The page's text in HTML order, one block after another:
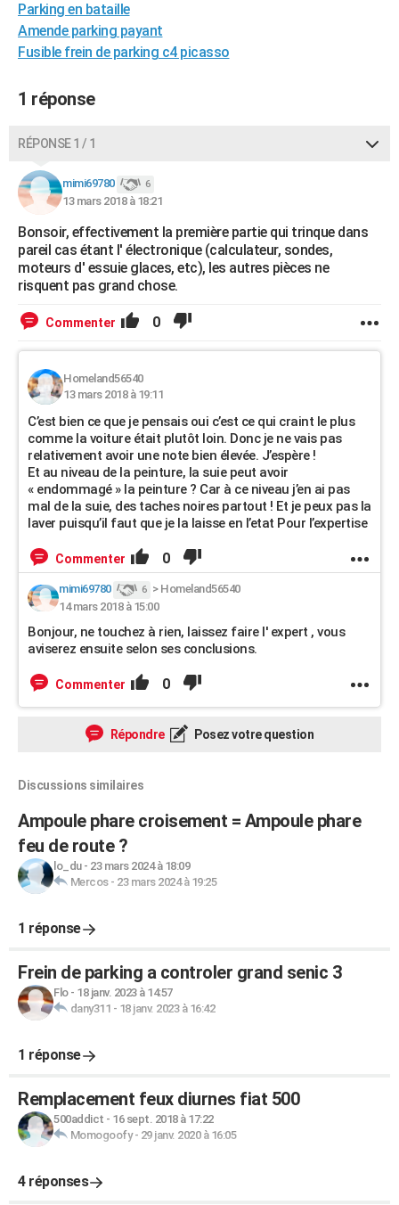
Bricolage
Television
Parking en bataille
Amende parking payant
Fusible frein de parking c4 picasso
1 réponse
RÉPONSE 1 / 1
mimi69780 6
13 mars 2018 à 18:21
Bonsoir, effectivement la première partie qui trinque dans
pareil cas étant l' électronique (calculateur, sondes,
moteurs d' essuie glaces, etc), les autres pièces ne
risquent pas grand chose.
Commenter 0
Homeland56540
13 mars 2018 à 19:11
C’est bien ce que je pensais oui c’est ce qui craint le plus
comme la voiture était plutôt loin. Donc je ne vais pas
relativement avoir une note bien élevée. J’espère !
Et au niveau de la peinture, la suie peut avoir
« endommagé » la peinture ? Car à ce niveau j’en ai pas
mal de la suie, des taches noires partout ! Et je peux pas la
laver puisqu’il faut que je la laisse en l’etat Pour l’expertise
Commenter 0
mimi69780 6 > Homeland56540
14 mars 2018 à 15:00
Bonjour, ne touchez à rien, laissez faire l' expert , vous
aviserez ensuite selon ses conclusions.
Commenter 0
Répondre Posez votre question
Discussions similaires
Ampoule phare croisement = Ampoule phare
feu de route ?
lo_du- 23 mars 2024 à 18:09
Mercos- 23 mars 2024 à 19:25
1 réponse
Frein de parking a controler grand senic 3
Flo- 18 janv. 2023 à 14:57
dany311 - 18 janv. 2023 à 16:42
1 réponse
Remplacement feux diurnes fiat 500
500addict - 16 sept. 2018 à 17:22
Momogoofy- 29 janv. 2020 à 16:05
4 réponses